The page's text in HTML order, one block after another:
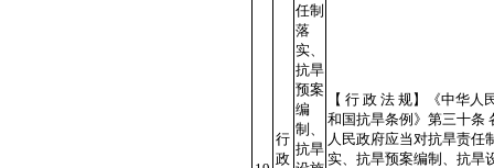
行
政
任制
落
实、
抗旱
预案
编
制、
抗旱
【 行 政 法 规】《中华人
和国抗旱条例》第三十条
人民政府应当对抗旱责任
实、抗旱预案编制、抗旱